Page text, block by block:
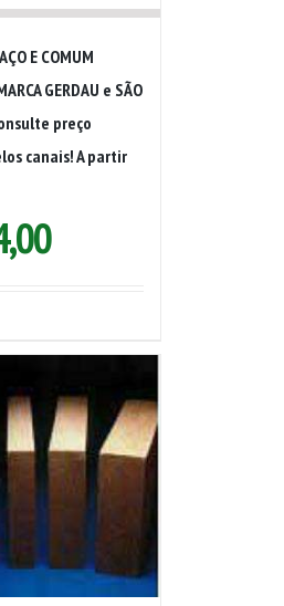
E COMUM
GERDAU e SÃO
preço
canais! A partir